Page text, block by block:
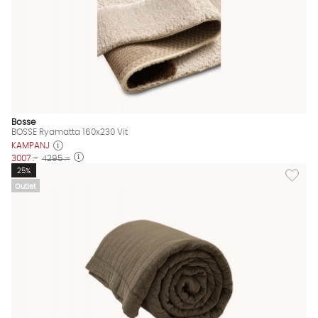
Bosse
BOSSE Ryamatta 160x230 Vit
KAMPANJ
3007 :- 4295 :-
Outlet
Lägg
25%